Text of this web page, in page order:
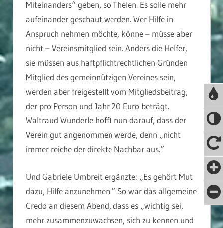
Miteinanders“ geben, so Thelen. Es solle mehr
aufeinander geschaut werden. Wer Hilfe in
Anspruch nehmen möchte, könne – müsse aber
nicht – Vereinsmitglied sein. Anders die Helfer,
sie müssen aus haftpflichtrechtlichen Gründen
Mitglied des gemeinnützigen Vereines sein,
werden aber freigestellt vom Mitgliedsbeitrag,
der pro Person und Jahr 20 Euro beträgt.
Waltraud Wunderle hofft nun darauf, dass der
Verein gut angenommen werde, denn „nicht
immer reiche der direkte Nachbar aus.“
Und Gabriele Umbreit ergänzte: „Es gehört Mut
dazu, Hilfe anzunehmen.“ So war das allgemeine
Credo an diesem Abend, dass es „wichtig sei,
mehr zusammenzuwachsen, sich zu kennen und